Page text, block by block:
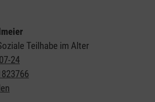
Teilhabe im Alter
24